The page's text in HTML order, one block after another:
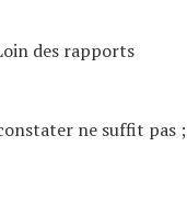
des rapports
ne suffit pas ;